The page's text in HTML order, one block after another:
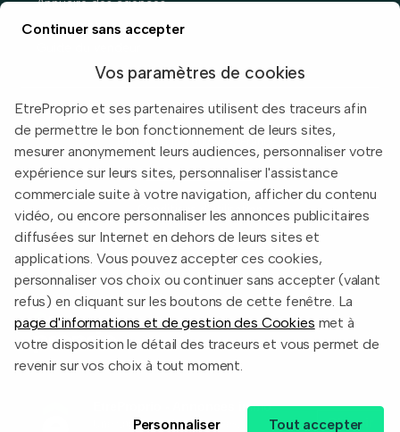
Annuaire des agences
Prix immobiliers en France
Informations légales
Conditions d'utilisation
Politique de confidentialité
2026 EtreProprio.com
Continuer sans accepter
Vos paramètres de cookies
EtreProprio et ses partenaires utilisent des traceurs afin
de permettre le bon fonctionnement de leurs sites,
mesurer anonymement leurs audiences, personnaliser votre
expérience sur leurs sites, personnaliser l'assistance
commerciale suite à votre navigation, afficher du contenu
vidéo, ou encore personnaliser les annonces publicitaires
diffusées sur Internet en dehors de leurs sites et
applications. Vous pouvez accepter ces cookies,
personnaliser vos choix ou continuer sans accepter (valant
refus) en cliquant sur les boutons de cette fenêtre. La
page d'informations et de gestion des Cookies met à
votre disposition le détail des traceurs et vous permet de
revenir sur vos choix à tout moment.
Personnaliser Tout accepter
EtreProprio - Annonces immo
Une app, toutes les annonces. Obtenir